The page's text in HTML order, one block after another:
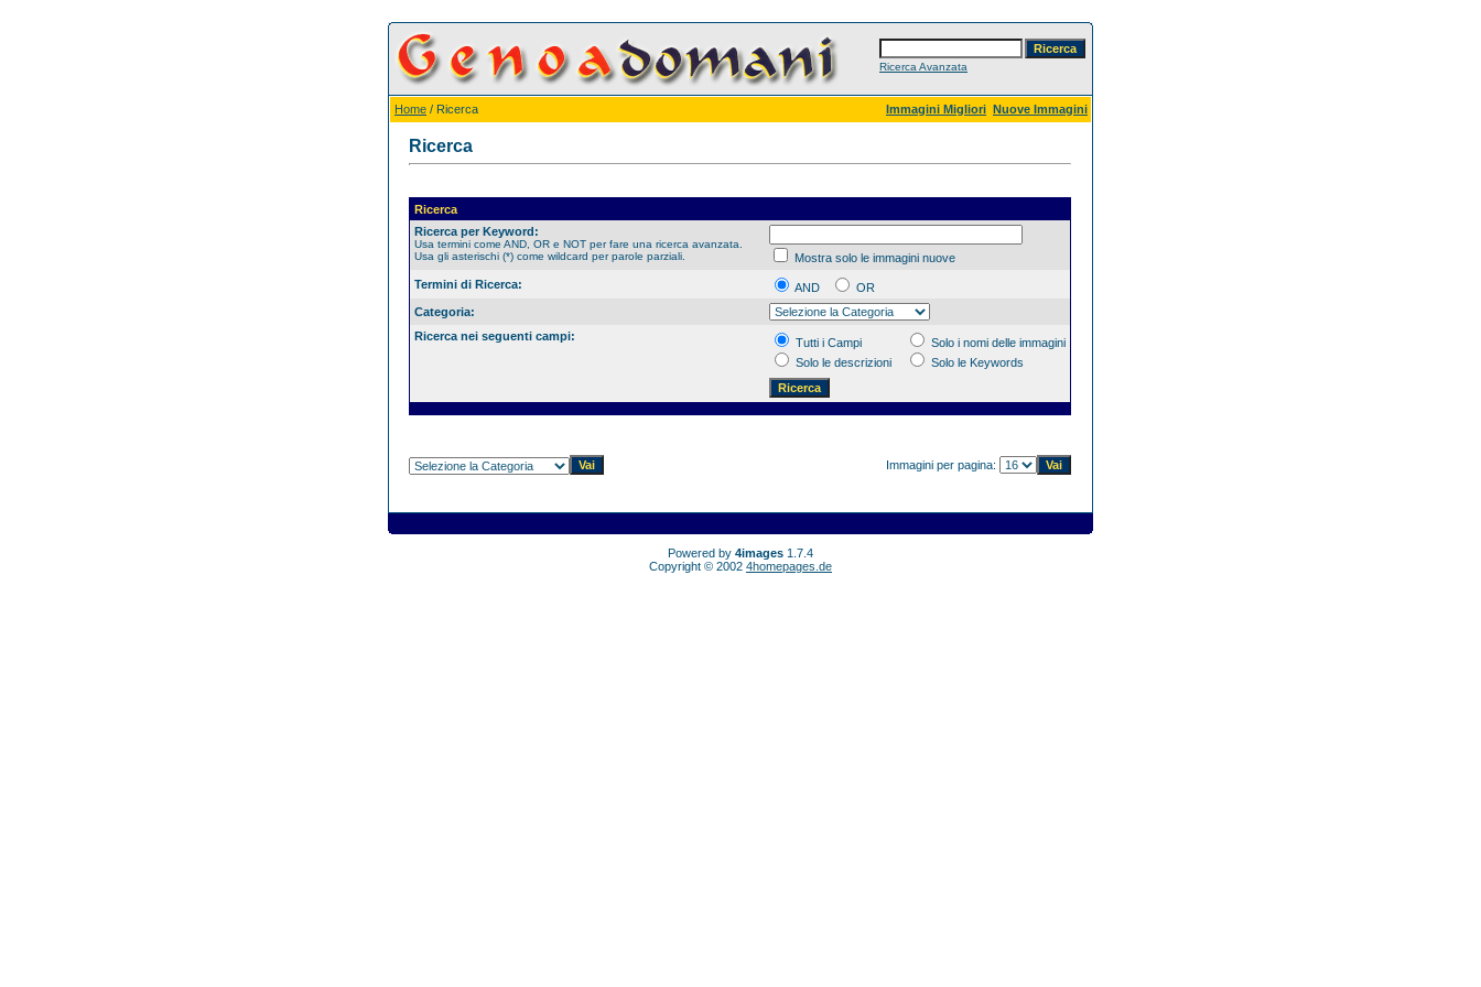
Ricerca Avanzata
Home / Ricerca Immagini Migliori Nuove Immagini
Ricerca
Ricerca
Ricerca per Keyword:
Usa termini come AND, OR e NOT per fare una ricerca avanzata.
Usa gli asterischi (*) come wildcard per parole parziali.
Mostra solo le immagini nuove
Termini di Ricerca:
AND
OR
Categoria:
Ricerca nei seguenti campi:
Tutti i Campi
Solo i nomi delle immagini
Solo le descrizioni
Solo le Keywords
Immagini per pagina:
Powered by 4images 1.7.4
Copyright © 2002 4homepages.de